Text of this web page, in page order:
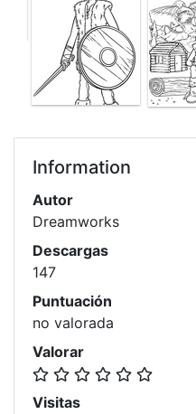
Information
Autor
Dreamworks
Descargas
147
Puntuación
no valorada
Valorar
Visitas